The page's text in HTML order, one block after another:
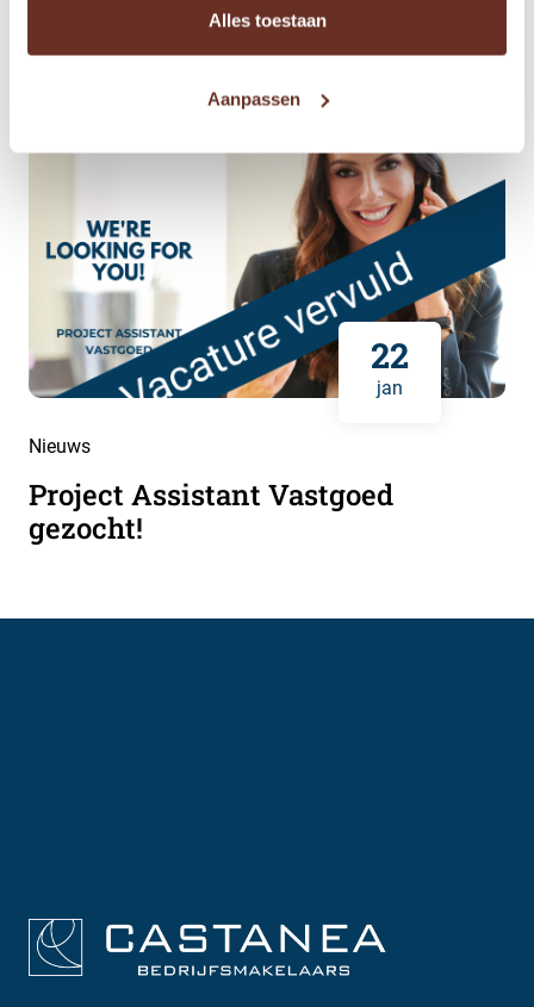
Alles toestaan
Aanpassen
22
jan
Nieuws
Project Assistant Vastgoed
gezocht!